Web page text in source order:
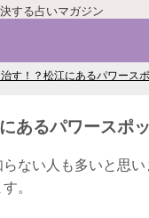
する占いマガジン
す！？松江にあるパワース
あるパワースポ
ない人も多いと思
。